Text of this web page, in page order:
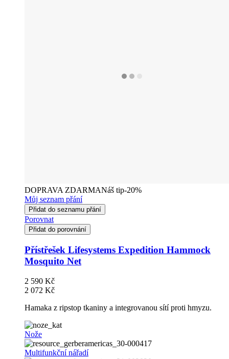
DOPRAVA ZDARMANáš tip-20%
Můj seznam přání
Přidat do seznamu přání
Porovnat
Přidat do porovnání
Přístřešek Lifesystems Expedition Hammock
Mosquito Net
2 590 Kč
2 072 Kč
Hamaka z ripstop tkaniny a integrovanou sítí proti hmyzu.
Nože
Multifunkční nářadí